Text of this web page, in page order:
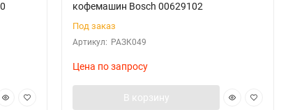
кофемашин Bosch 00629102
Под заказ
Артикул: РАЗК049
Цена по запросу
В корзину